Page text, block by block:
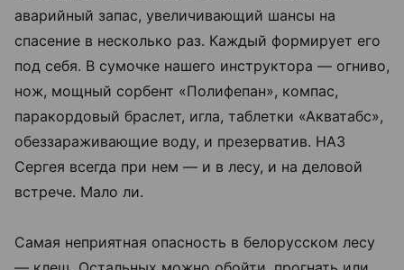
аварийный запас, увеличивающий шансы на
спасение в несколько раз. Каждый формирует его
под себя. В сумочке нашего инструктора — огниво,
нож, мощный сорбент «Полифепан», компас,
паракордовый браслет, игла, таблетки «Акватабс»,
обеззараживающие воду, и презерватив. НАЗ
Сергея всегда при нем — и в лесу, и на деловой
встрече. Мало ли.
Самая неприятная опасность в белорусском лесу